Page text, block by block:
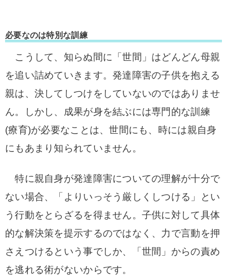
必要なのは特別な訓練
こうして、知らぬ間に「世間」はどんどん母親
を追い詰めていきます。発達障害の子供を抱える
親は、決してしつけをしていないのではありませ
ん。しかし、成果が身を結ぶには専門的な訓練
(療育)が必要なことは、世間にも、時には親自身
にもあまり知られていません。
特に親自身が発達障害についての理解が十分で
ない場合、「よりいっそう厳しくしつける」とい
う行動をとらざるを得ません。子供に対して具体
的な解決策を提示するのではなく、力で言動を押
さえつけるという事でしか、「世間」からの責め
を逃れる術がないからです。